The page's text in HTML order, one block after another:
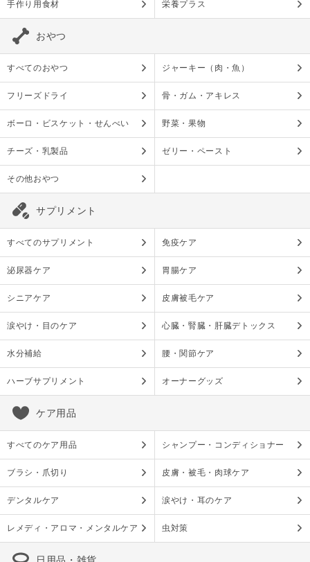
手作り用食材 栄養プラス
おやつ
すべてのおやつ ジャーキー（肉・魚）
フリーズドライ 骨・ガム・アキレス
ボーロ・ビスケット・せんべい 野菜・果物
チーズ・乳製品 ゼリー・ペースト
その他おやつ
サプリメント
すべてのサプリメント 免疫ケア
泌尿器ケア 胃腸ケア
シニアケア 皮膚被毛ケア
涙やけ・目のケア 心臓・腎臓・肝臓デトックス
水分補給 腰・関節ケア
ハーブサプリメント オーナーグッズ
ケア用品
すべてのケア用品 シャンプー・コンディショナー
ブラシ・爪切り 皮膚・被毛・肉球ケア
デンタルケア 涙やけ・耳のケア
レメディ・アロマ・メンタルケア 虫対策
日用品・雑貨